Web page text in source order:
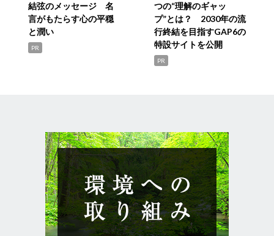
結弦のメッセージ 名
言がもたらす心の平穏
と潤い
PR
つの“理解のギャッ
プ”とは？ 2030年の流
行終結を目指すGAP6の
特設サイトを公開
PR